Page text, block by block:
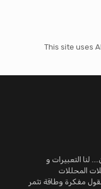
This site uses
لنا التعبيرات و
المحللات
مفكرة وطاقة تثمر